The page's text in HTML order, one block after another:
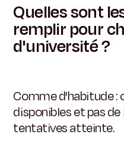
Quelles sont
remplir pour
d'université ?
Comme d'habitude :
disponibles et pas
tentatives atteinte.